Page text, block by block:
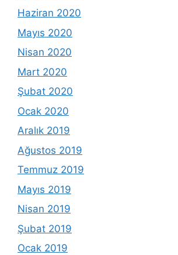
Haziran 2020
Mayıs 2020
Nisan 2020
Mart 2020
Şubat 2020
Ocak 2020
Aralık 2019
Ağustos 2019
Temmuz 2019
Mayıs 2019
Nisan 2019
Şubat 2019
Ocak 2019